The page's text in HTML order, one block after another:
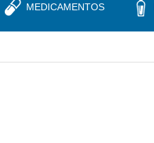
MEDICAMENTOS